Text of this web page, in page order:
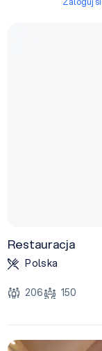
Restauracja
Polska
206 150